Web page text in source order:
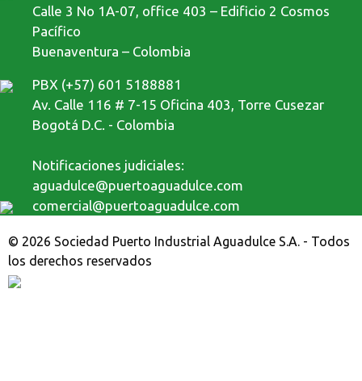
Calle 3 No 1A-07, office 403 – Edificio 2 Cosmos
Pacífico
Buenaventura – Colombia
PBX (+57) 601 5188881
Av. Calle 116 # 7-15 Oficina 403, Torre Cusezar
Bogotá D.C. - Colombia
Notificaciones judiciales:
aguadulce@puertoaguadulce.com
comercial@puertoaguadulce.com
© 2026 Sociedad Puerto Industrial Aguadulce S.A. - Todos
los derechos reservados